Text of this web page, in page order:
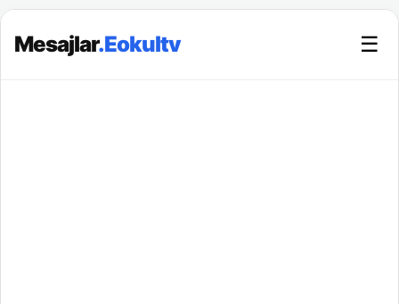
Mesajlar.Eokultv ☰